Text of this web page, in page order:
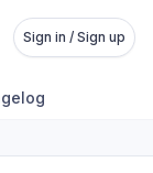
Sign in / Sign up